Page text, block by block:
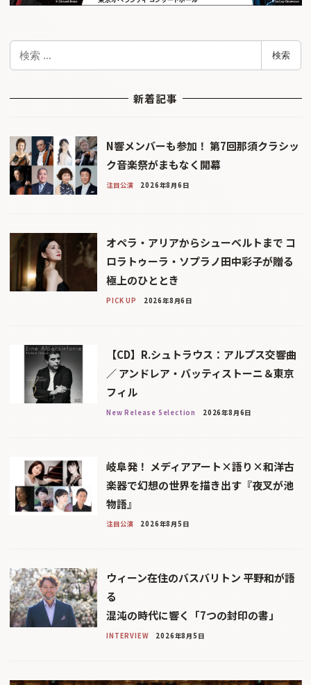
検
検索
新着記事
N響メンバーも参加！ 第7回那須クラシッ
ク音楽祭がまもなく開幕
注目公演 2026年8月6日
オペラ・アリアからシューベルトまで コ
ロラトゥーラ・ソプラノ田中彩子が贈る
極上のひととき
PICK UP 2026年8月6日
【CD】R.シュトラウス：アルプス交響曲
／ アンドレア・バッティストーニ＆東京
フィル
New Release Selection 2026年8月6日
岐阜発！ メディアアート×語り×和洋古
楽器で幻想の世界を描き出す『夜叉が池
物語』
注目公演 2026年8月5日
ウィーン在住のバスバリトン 平野和が語
る
混沌の時代に響く「7つの封印の書」
INTERVIEW 2026年8月5日